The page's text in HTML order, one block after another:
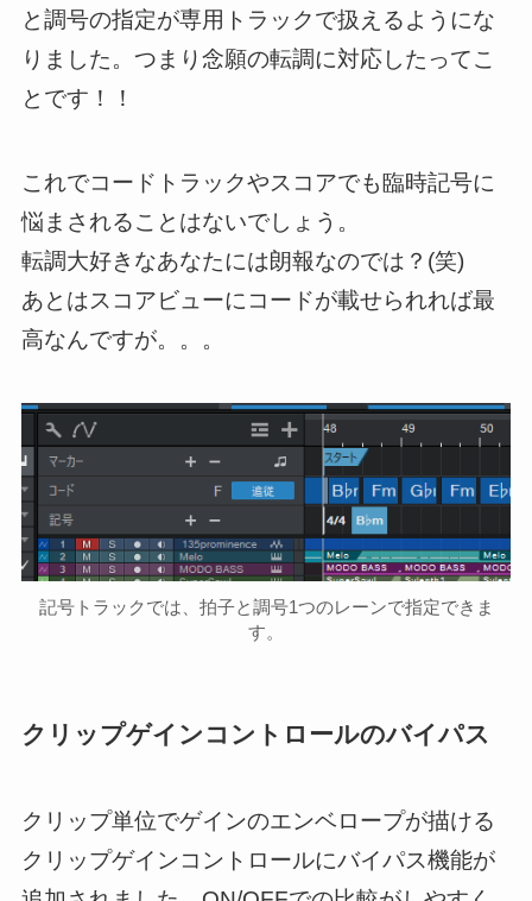
と調号の指定が専用トラックで扱えるようにな
りました。 つまり念願の転調に対応したってこ
とです！！
これでコードトラックやスコアでも臨時記号に
悩まされることはないでしょう。
転調大好きなあなたには朗報なのでは？(笑)
あとはスコアビューにコードが載せられれば最
高なんですが。。。
記号トラックでは、拍子と調号1つのレーンで指定できま
す。
クリップゲインコントロールのバイパス
クリップ単位でゲインのエンベロープが描ける
クリップゲインコントロールにバイパス機能が